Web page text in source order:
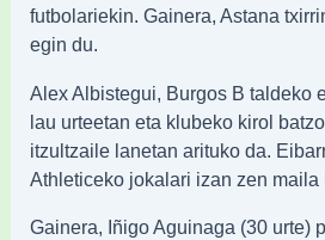
futbolariekin. Gainera, Astana
egin du.
Alex Albistegui, Burgos B taldeko
lau urteetan eta klubeko kirol
itzultzaile lanetan arituko da.
Athleticeko jokalari izan zen maila
Gainera, Iñigo Aguinaga (30 urte)